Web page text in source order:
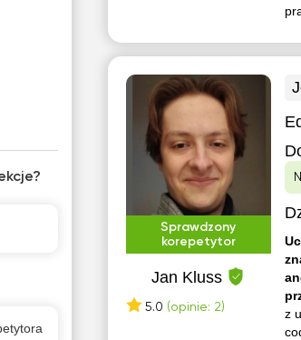
Sprawdzony
korepetytor
Jan Kluss
5.0 (opinie: 2)
z